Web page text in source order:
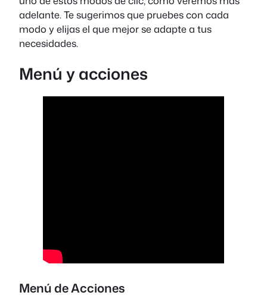
adelante. Te sugerimos que pruebes con cada
modo y elijas el que mejor se adapte a tus
necesidades.
Menú y acciones
Menú de Acciones